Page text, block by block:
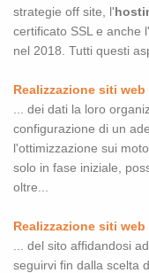
strategie off site, l'
certificato SSL e anche
nel 2018. Tutti questi
Realizzazione siti web
... dei dati la loro
configurazione di un
l'ottimizzazione sui
solo in fase iniziale,
oltre...
Realizzazione siti web
... del sito affidandosi
seguirvi fin dalla scelta